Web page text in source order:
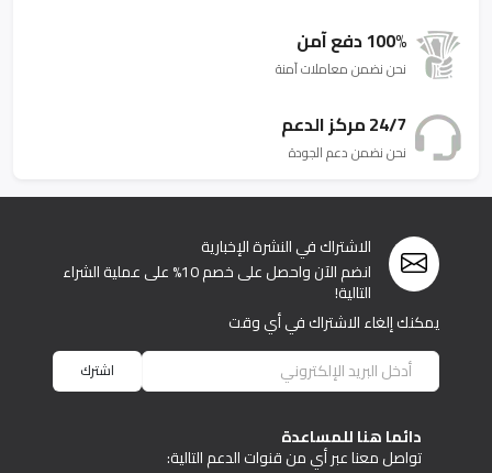
100% دفع آمن
نحن نضمن معاملات آمنة
24/7 مركز الدعم
نحن نضمن دعم الجودة
الاشتراك في النشرة الإخبارية
انضم الآن واحصل على خصم 10% على عملية الشراء
التالية!
يمكنك إلغاء الاشتراك في أي وقت
اشترك
دائما هنا للمساعدة
تواصل معنا عبر أي من قنوات الدعم التالية: